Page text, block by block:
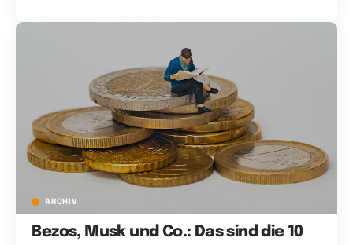
ARCHIV
Bezos, Musk und Co.: Das sind die 10